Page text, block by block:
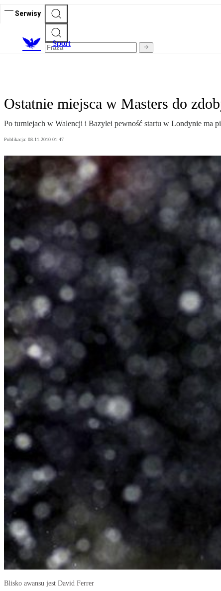
Serwisy
Sport
Ostatnie miejsca w Masters do
Po turniejach w Walencji i Bazylei pewność startu w Londynie ma
Publikacja: 08.11.2010 01:47
Blisko awansu jest David Ferrer